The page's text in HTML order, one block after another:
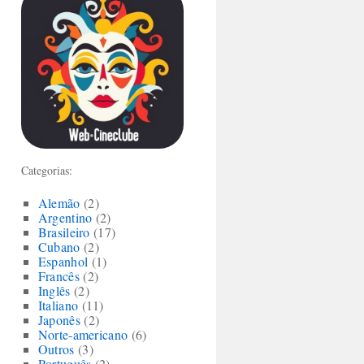
Categorias:
Alemão (2)
Argentino (2)
Brasileiro (17)
Cubano (2)
Espanhol (1)
Francês(2)
Inglês (2)
Italiano (11)
Japonês(2)
Norte-americano (6)
Outros (3)